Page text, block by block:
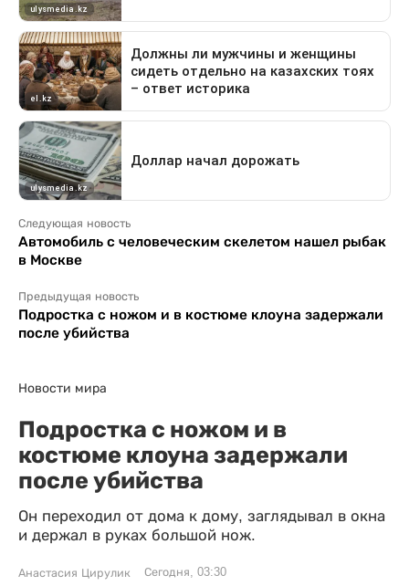
Следующая новость
Автомобиль с человеческим скелетом нашел рыбак
в Москве
Предыдущая новость
Подростка с ножом и в костюме клоуна задержали
после убийства
Новости мира
Подростка с ножом и в
костюме клоуна задержали
после убийства
Он переходил от дома к дому, заглядывал в окна
и держал в руках большой нож.
Анастасия Цирулик Сегодня, 03:30